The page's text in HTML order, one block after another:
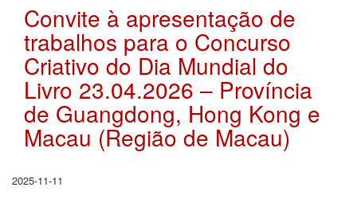
Convite à apresentação de
trabalhos para o Concurso
Criativo do Dia Mundial do
Livro 23.04.2026 – Província
de Guangdong, Hong Kong e
Macau (Região de Macau)
2025-11-11